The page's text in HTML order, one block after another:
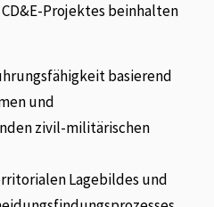
Projektes beinhalten
basierend
und
zivil-militärischen
Lagebildes und